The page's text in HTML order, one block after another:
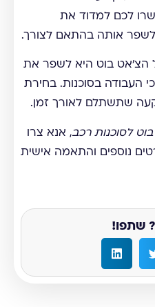
לכם למדוד את
אותה בהתאם לצורך.
הצ'אט בוט היא לשפר את
העבודה בסוכנות. בחירת
שתשתלם לאורך זמן.
לסוכנות רכב, אנא צרו
נוספים והתאמה אישית
שתפו!